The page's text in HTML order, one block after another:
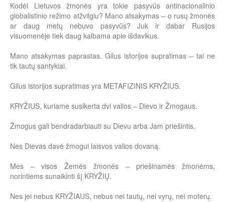
Kodėl Lietuvos žmonės yra tokie pasyvūs antinacionalinio
globalistinio režimo atžvilgiu? Mano atsakymas – o rusų žmonės
ar daug metų nebuvo pasyvūs? Juk ir dabar Rusijos
visuomenėje tiek daug kalbama apie išdavikus.
Mano atsakymas paprastas. Gilus istorijos supratimas – tai ne
tik tautų santykiai.
Gilus istorijos supratimas yra METAFIZINIS KRYŽIUS.
KRYŽIUS, kuriame susikerta dvi valios – Dievo ir Žmogaus.
Žmogus gali bendradarbiauti su Dievu arba Jam priešintis.
Nes Dievas davė žmogui laisvos valios dovaną.
Mes – visos Žemės žmonės – priešinamės žmonėms,
norintiems sunaikinti šį KRYŽIŲ.
Nes jei nebus KRYŽIAUS, nebus nei tautų, nei vyrų, nei moterų.